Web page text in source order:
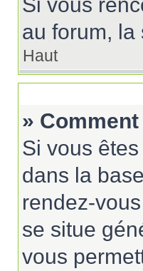
au forum, la
Haut
»
Si vous
dans la
rendez-
se situe
vous